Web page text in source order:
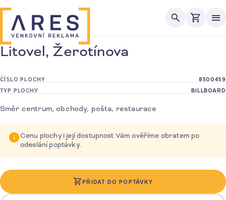
Litovel, Žerotínova
ČÍSLO PLOCHY
8500459
TYP PLOCHY
BILLBOARD
Směr centrum, obchody, pošta, restaurace
Cenu plochy i její dostupnost Vám ověříme obratem po
odeslání poptávky.
PŘIDAT DO POPTÁVKY